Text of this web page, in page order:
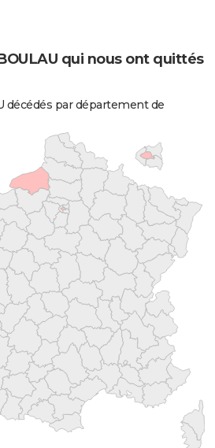
qui nous ont quittés
décédés par département de